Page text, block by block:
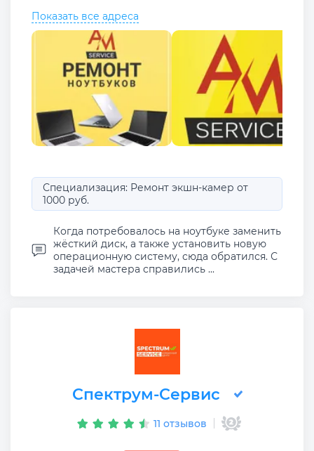
Показать все адреса
Специализация: Ремонт экшн-камер от
1000 руб.
Когда потребовалось на ноутбуке заменить
жёсткий диск, а также установить новую
операционную систему, сюда обратился. С
задачей мастера справились ...
Спектрум-Сервис
11 отзывов